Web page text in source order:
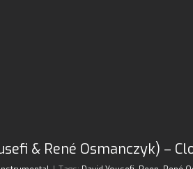
& René Osmanczyk) –